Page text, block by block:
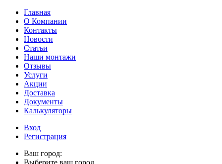
Главная
О Компании
Контакты
Новости
Статьи
Наши монтажи
Отзывы
Услуги
Акции
Доставка
Документы
Калькуляторы
Вход
Регистрация
Ваш город:
Выберите ваш город